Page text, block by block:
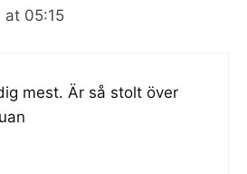
at 05:15
mest. Är så stolt över